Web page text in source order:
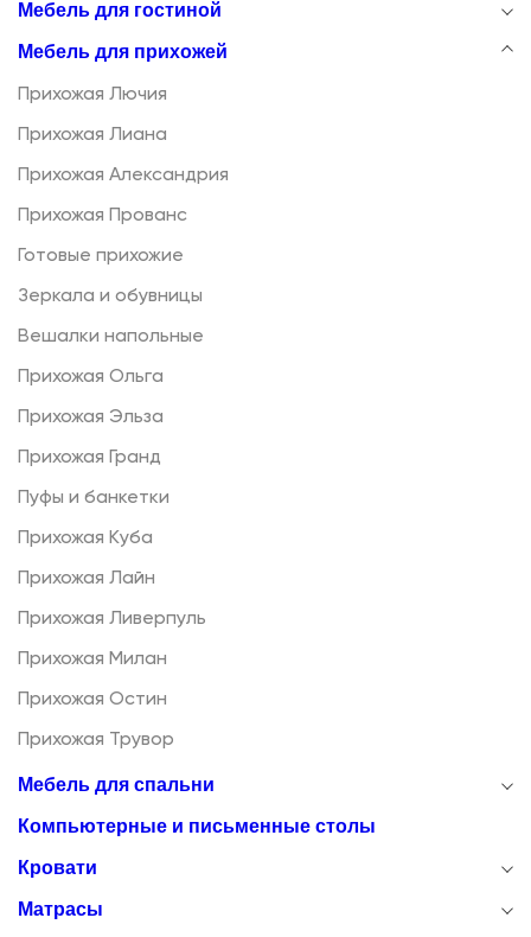
Мебель для гостиной
Мебель для прихожей
Прихожая Лючия
Прихожая Лиана
Прихожая Александрия
Прихожая Прованс
Готовые прихожие
Зеркала и обувницы
Вешалки напольные
Прихожая Ольга
Прихожая Эльза
Прихожая Гранд
Пуфы и банкетки
Прихожая Куба
Прихожая Лайн
Прихожая Ливерпуль
Прихожая Милан
Прихожая Остин
Прихожая Трувор
Мебель для спальни
Компьютерные и письменные столы
Кровати
Матрасы